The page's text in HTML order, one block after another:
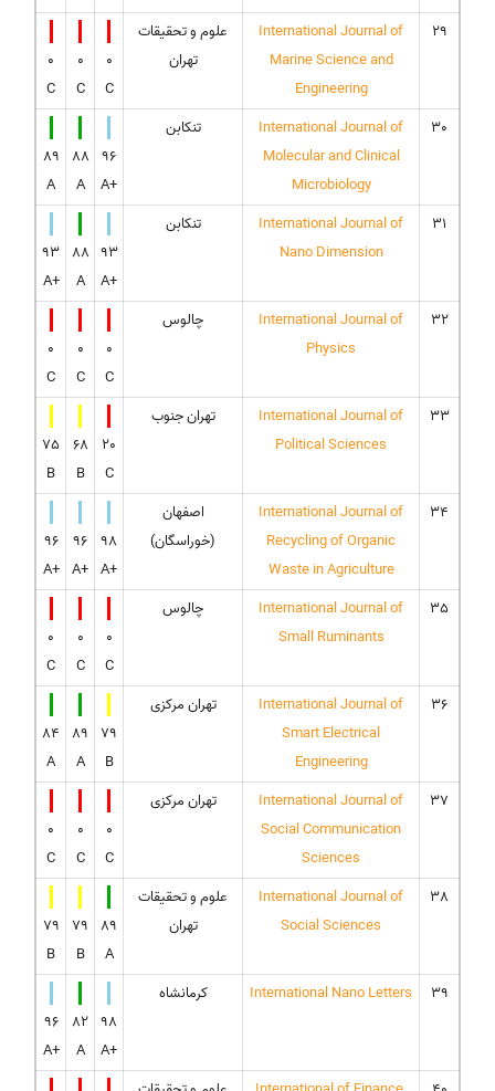
29
International Journal of
Marine Science and
Engineering
علوم و تحقیقات
تهران
0
C
0
C
0
C
30
International Journal of
Molecular and Clinical
Microbiology
تنکابن
96
A+
88
A
89
A
31
International Journal of
Nano Dimension
تنکابن
93
A+
88
A
93
A+
32
International Journal of
Physics
چالوس
0
C
0
C
0
C
33
International Journal of
Political Sciences
تهران جنوب
20
C
68
B
75
B
34
International Journal of
Recycling of Organic
Waste in Agriculture
اصفهان
(خوراسگان)
98
A+
96
A+
96
A+
35
International Journal of
Small Ruminants
چالوس
0
C
0
C
0
C
36
International Journal of
Smart Electrical
Engineering
تهران مرکزی
79
B
89
A
84
A
37
International Journal of
Social Communication
Sciences
تهران مرکزی
0
C
0
C
0
C
38
International Journal of
Social Sciences
علوم و تحقیقات
تهران
89
A
79
B
79
B
39
International Nano Letters
کرمانشاه
98
A+
82
A
96
A+